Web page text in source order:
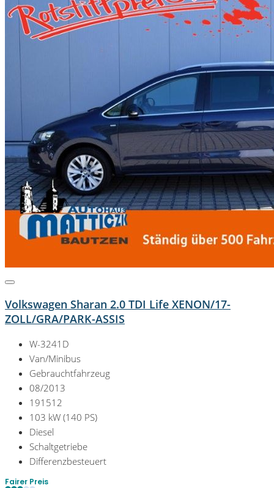
Volkswagen Sharan 2.0 TDI Life XENON/17-
ZOLL/GRA/PARK-ASSIS
W-3241D
Van/Minibus
Gebrauchtfahrzeug
08/2013
191512
103 kW (140 PS)
Diesel
Schaltgetriebe
Differenzbesteuert
Fairer Preis